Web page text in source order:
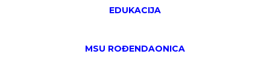
EDUKACIJA
MSU ROĐENDAONICA